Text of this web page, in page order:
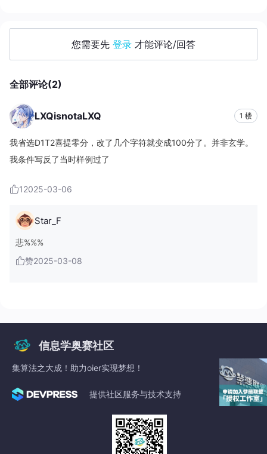
您需要先 登录 才能评论/回答
全部评论(2)
LXQisnotaLXQ 1 楼
我省选D1T2喜提零分，改了几个字符就变成100分了。并非玄学。
我条件写反了当时样例过了
12025-03-06
Star_F
悲%%%
赞2025-03-08
信息学奥赛社区
集算法之大成！助力oier实现梦想！
提供社区服务与技术支持